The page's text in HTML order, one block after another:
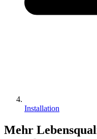
Installation
Mehr